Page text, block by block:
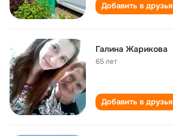
Добавить в друзья
Галина Жарикова
65 лет
Добавить в друзья